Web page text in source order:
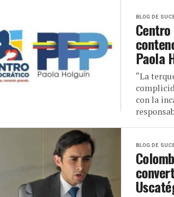
BLOG DE
Paola
“La
con la
BLOG DE